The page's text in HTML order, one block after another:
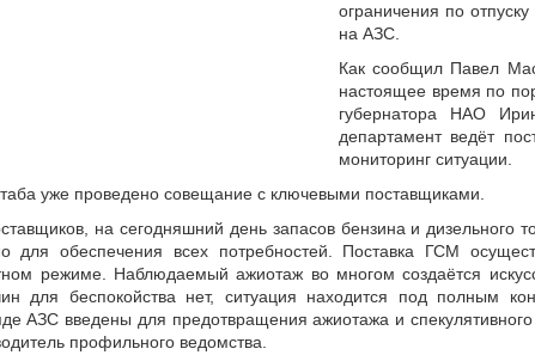
ограничения по отпуску
на АЗС.
Как сообщил Павел
настоящее время по
губернатора НАО
департамент ведёт
мониторинг ситуации.
уже проведено совещание с ключевыми поставщиками.
на сегодняшний день запасов бензина и дизельного
для обес­печения всех потребностей. Поставка ГСМ
режиме. Наблюдаемый ажиотаж во многом создаётся
для беспокойства нет, ситуация находится под полным
АЗС введены для предотвращения ажиотажа и спекулятивного
профильного ведомства.